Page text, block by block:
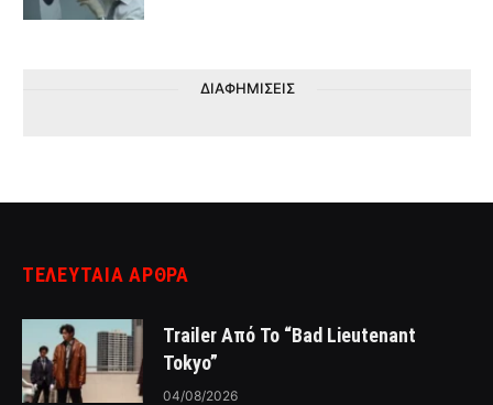
ΔΙΑΦΗΜΙΣΕΙΣ
ΤΕΛΕΥΤΑΙΑ ΑΡΘΡΑ
Trailer Από Το “Bad Lieutenant
Tokyo”
04/08/2026